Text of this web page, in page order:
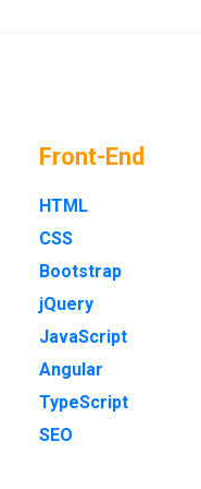
Front-End
HTML
CSS
Bootstrap
jQuery
JavaScript
Angular
TypeScript
SEO